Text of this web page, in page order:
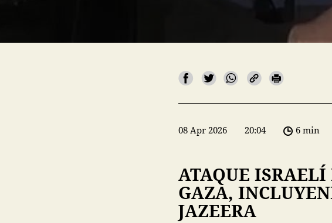
08 Apr 2026 20:04 6 min
ATAQUE ISRAELÍ
GAZA,
JAZEERA